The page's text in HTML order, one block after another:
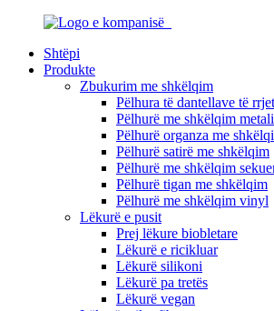
Shtëpi
Produkte
Zbukurim me shkëlqim
Pëlhura të dantellave të
Pëlhurë me shkëlqim
Pëlhurë organza me
Pëlhurë satirë me shkëlqim
Pëlhurë me shkëlqim
Pëlhurë tigan me shkëlqim
Pëlhurë me shkëlqim vinyl
Lëkurë e pusit
Prej lëkure biobletare
Lëkurë e ricikluar
Lëkurë silikoni
Lëkurë pa tretës
Lëkurë vegan